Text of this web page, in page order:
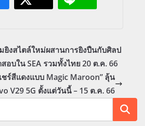
ยิงสไตล์ใหม่ผสานการยิงปืนกับศิลป
อบใน SEA รวมทั้งไทย 20 ต.ค. 66
ร์สีแดงแบบ Magic Maroon” ลุ้น
V29 5G ตั้งแต่วันนี้ – 15 ต.ค. 66